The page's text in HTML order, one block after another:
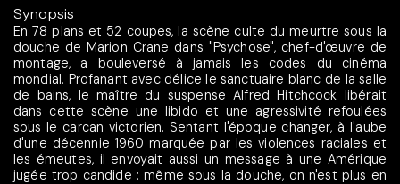
Synopsis
En 78 plans et 52 coupes, la scène culte du meurtre sous la
douche de Marion Crane dans "Psychose", chef-d'œuvre de
montage, a bouleversé à jamais les codes du cinéma
mondial. Profanant avec délice le sanctuaire blanc de la salle
de bains, le maître du suspense Alfred Hitchcock libérait
dans cette scène une libido et une agressivité refoulées
sous le carcan victorien. Sentant l'époque changer, à l'aube
d'une décennie 1960 marquée par les violences raciales et
les émeutes, il envoyait aussi un message à une Amérique
jugée trop candide : même sous la douche, on n'est plus en